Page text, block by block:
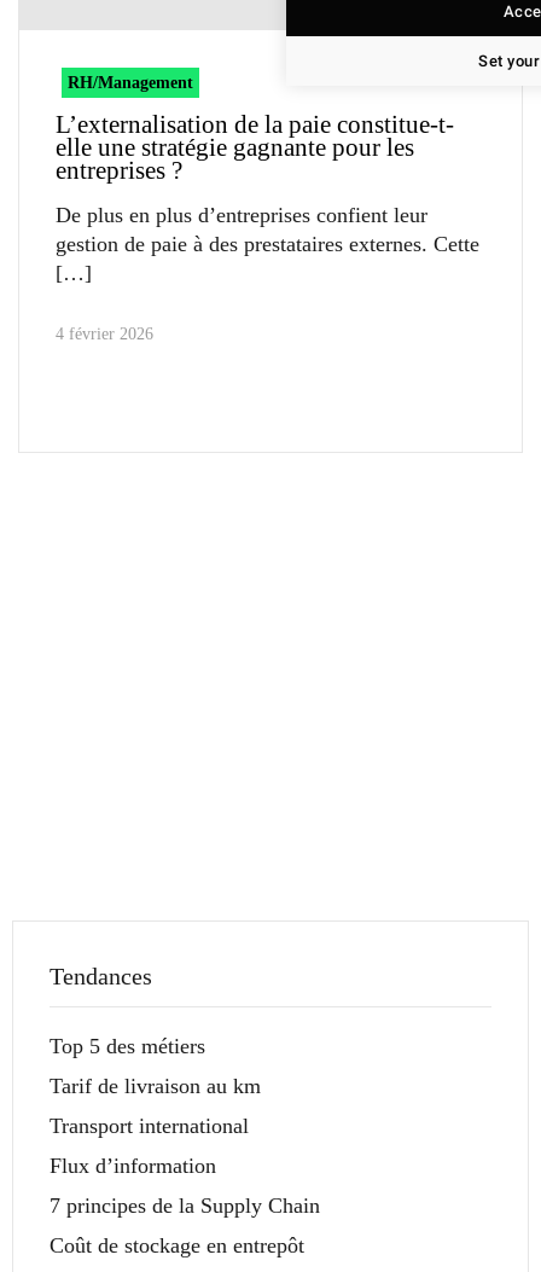
RH/Management
L’externalisation de la paie constitue-t-
elle une stratégie gagnante pour les
entreprises ?
De plus en plus d’entreprises confient leur
gestion de paie à des prestataires externes. Cette
4 février 2026
Tendances
Top 5 des métiers
Tarif de livraison au km
Transport international
Flux d’information
7 principes de la Supply Chain
Coût de stockage en entrepôt
Set